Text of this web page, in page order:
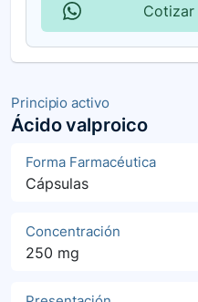
Principio activo
Ácido valproico
Forma Farmacéutica
Cápsulas
Concentración
250 mg
Cotizar